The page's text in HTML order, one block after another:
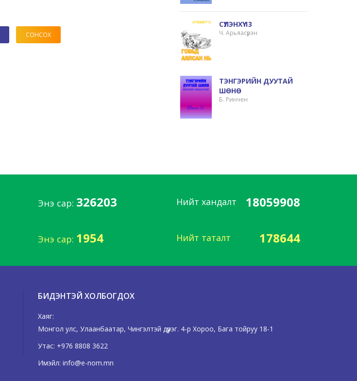
СОНСОХ
СҮҮЛЭНХҮҮ 13
Ч. Арьяасүрэн
ТЭНГЭРИЙН ДУУТАЙ
ШӨНӨ
Б. Ринчен
Энэ сар: 326203 Нийт хандалт 18059908
Энэ сар: 1954 Нийт таталт 178644
БИДЭНТЭЙ ХОЛБОГДОХ
Хаяг:
Монгол улс, Улаанбаатар, Чингэлтэй дүүрэг. 4-р Хороо, Бага тойруу 18-1
Утас: +976 8808 3622
Имэйл: info@e-nom.mn